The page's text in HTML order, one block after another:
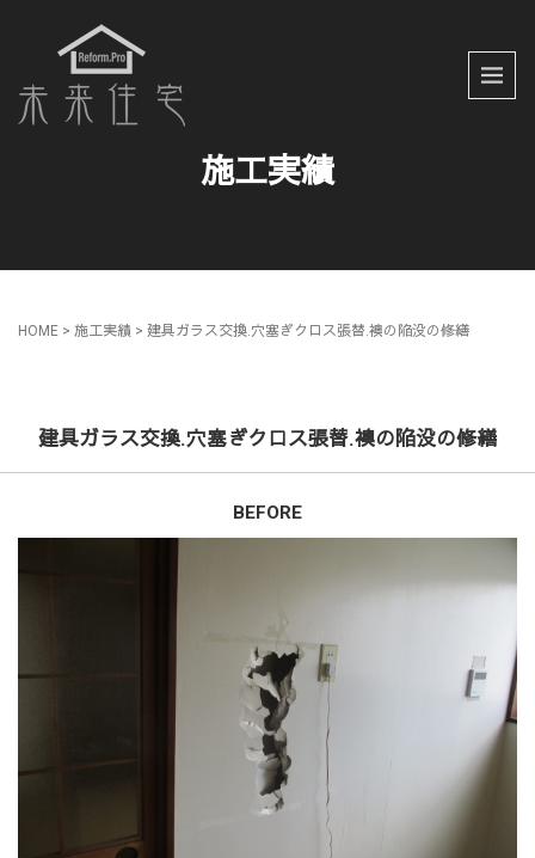
施工実績
HOME > 施工実績 > 建具ガラス交換.穴塞ぎクロス張替.襖の陥没の修繕
建具ガラス交換.穴塞ぎクロス張替.襖の陥没の修繕
BEFORE